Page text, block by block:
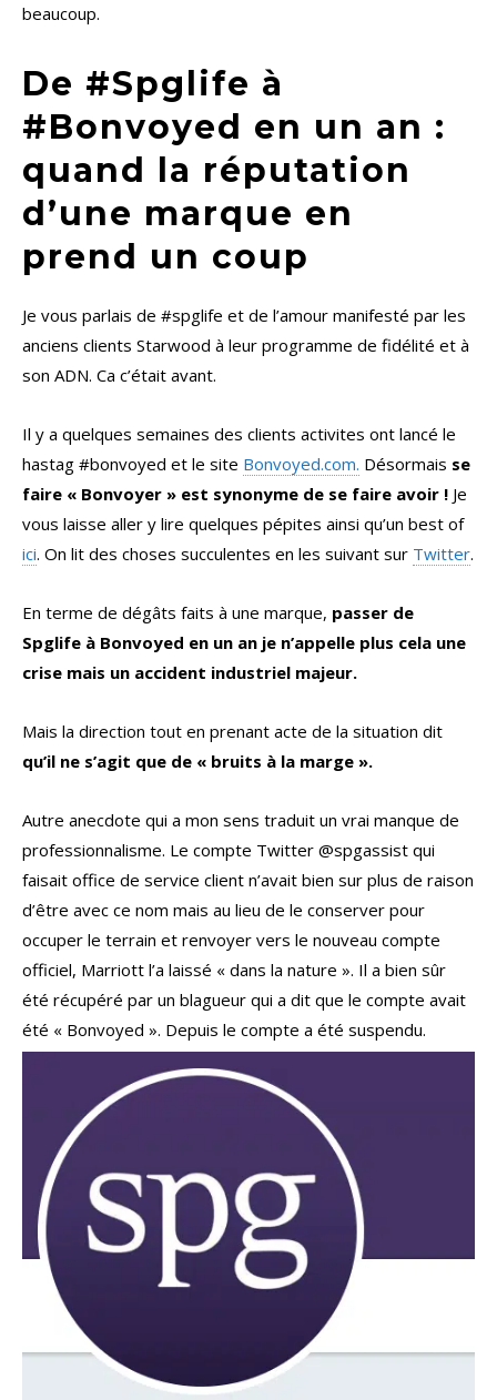
beaucoup.
De #Spglife à
#Bonvoyed en un an :
quand la réputation
d’une marque en
prend un coup
Je vous parlais de #spglife et de l’amour manifesté par les
anciens clients Starwood à leur programme de fidélité et à
son ADN. Ca c’était avant.
Il y a quelques semaines des clients activites ont lancé le
hastag #bonvoyed et le site Bonvoyed.com. Désormais se
faire « Bonvoyer » est synonyme de se faire avoir ! Je
vous laisse aller y lire quelques pépites ainsi qu’un best of
ici. On lit des choses succulentes en les suivant sur Twitter.
En terme de dégâts faits à une marque, passer de
Spglife à Bonvoyed en un an je n’appelle plus cela une
crise mais un accident industriel majeur.
Mais la direction tout en prenant acte de la situation dit
qu’il ne s’agit que de « bruits à la marge ».
Autre anecdote qui a mon sens traduit un vrai manque de
professionnalisme. Le compte Twitter @spgassist qui
faisait office de service client n’avait bien sur plus de raison
d’être avec ce nom mais au lieu de le conserver pour
occuper le terrain et renvoyer vers le nouveau compte
officiel, Marriott l’a laissé « dans la nature ». Il a bien sûr
été récupéré par un blagueur qui a dit que le compte avait
été « Bonvoyed ». Depuis le compte a été suspendu.